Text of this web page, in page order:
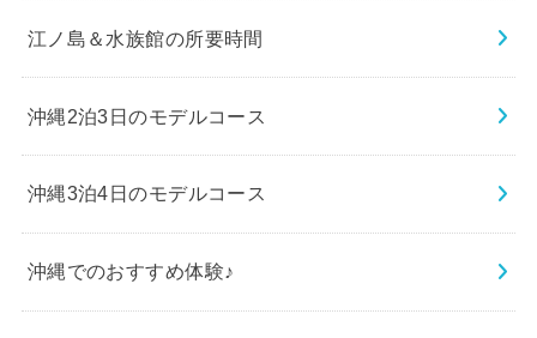
江ノ島＆水族館の所要時間
沖縄2泊3日のモデルコース
沖縄3泊4日のモデルコース
沖縄でのおすすめ体験♪